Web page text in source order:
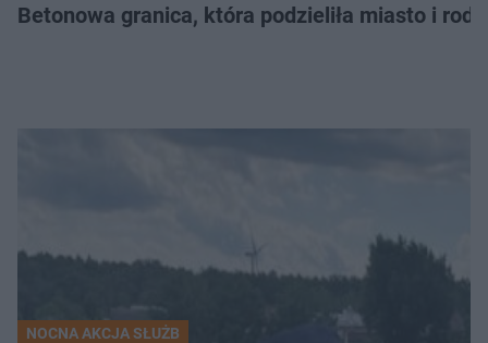
Betonowa granica, która podzieliła miasto i
NOCNA AKCJA SŁUŻB